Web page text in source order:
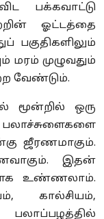
பக்கவாட்டு
ஓட்டத்தை
பகுதிகளிலும்
மரம் முழுவதும்
வேண்டும்.
மூன்றில் ஒரு
ஜீரணமாகும்.
இதன்
உண்ணலாம்.
கால்சியம்,